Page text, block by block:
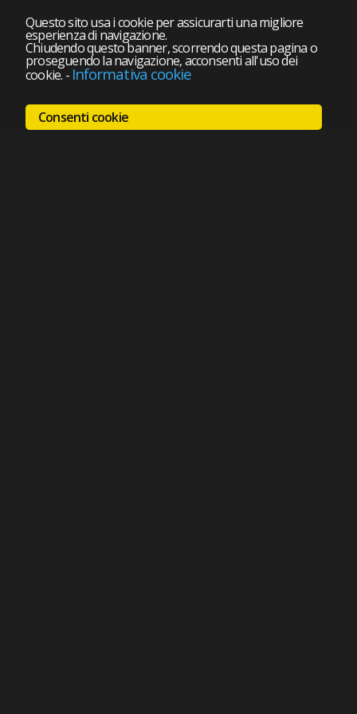
Questo sito usa i cookie per assicurarti una migliore
esperienza di navigazione.
Chiudendo questo banner, scorrendo questa pagina o
proseguendo la navigazione, acconsenti all'uso dei
cookie. - Informativa cookie
Consenti cookie